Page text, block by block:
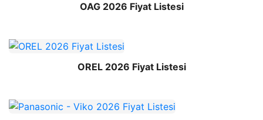
OAG 2026 Fiyat Listesi
OREL 2026 Fiyat Listesi